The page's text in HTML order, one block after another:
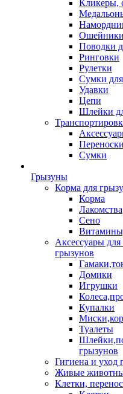
Кликеры,
Ошейники
Поводки
Ринговки
Рулетки
Сумки
Удавки
Цепи
Шлейки
Переноски
Сумки
Грызуны
Корма для
Корма
Лакомства
Сено
Аксессуары
грызунов
Домики
Игрушки
Купалки
Туалеты
грызунов
Гигиена и уход
Живые
Клетки,